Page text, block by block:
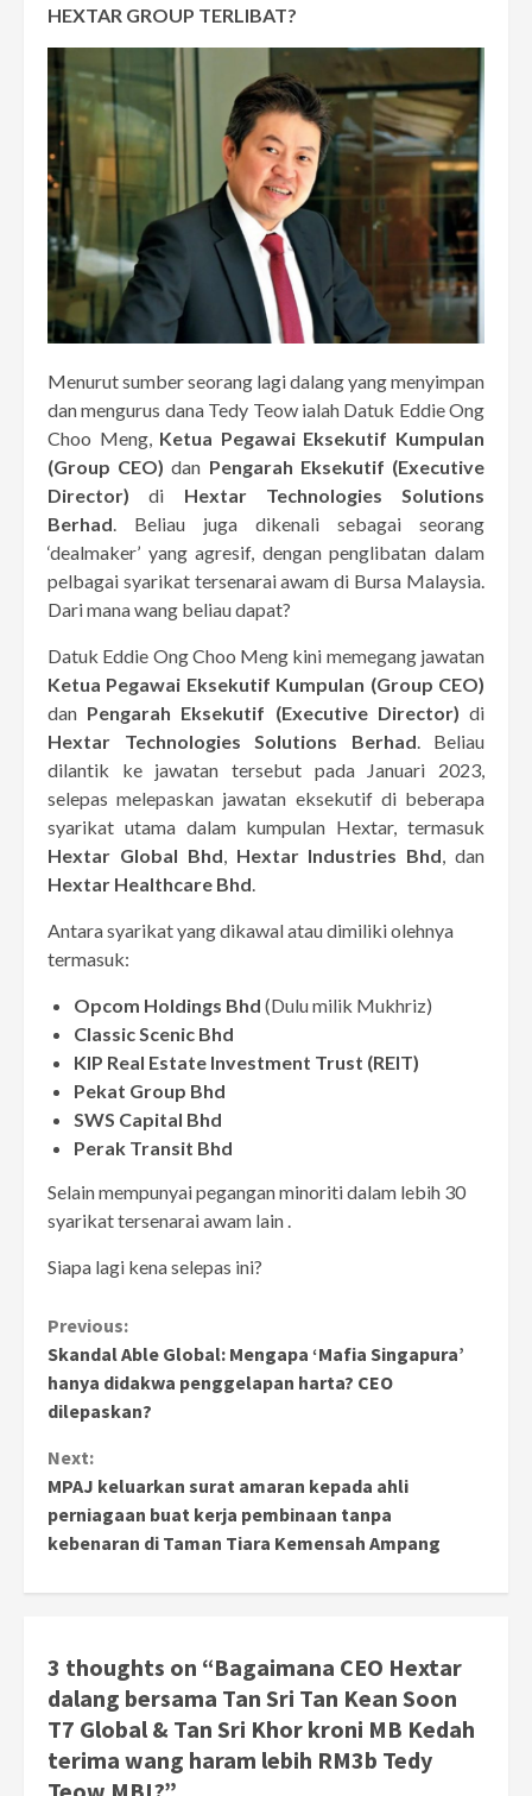
HEXTAR GROUP TERLIBAT?
Menurut sumber seorang lagi dalang yang menyimpan
dan mengurus dana Tedy Teow ialah Datuk Eddie Ong
Choo Meng, Ketua Pegawai Eksekutif Kumpulan
(Group CEO) dan Pengarah Eksekutif (Executive
Director) di Hextar Technologies Solutions
Berhad. Beliau juga dikenali sebagai seorang
‘dealmaker’ yang agresif, dengan penglibatan dalam
pelbagai syarikat tersenarai awam di Bursa Malaysia.
Dari mana wang beliau dapat?
Datuk Eddie Ong Choo Meng kini memegang jawatan
Ketua Pegawai Eksekutif Kumpulan (Group CEO)
dan Pengarah Eksekutif (Executive Director) di
Hextar Technologies Solutions Berhad. Beliau
dilantik ke jawatan tersebut pada Januari 2023,
selepas melepaskan jawatan eksekutif di beberapa
syarikat utama dalam kumpulan Hextar, termasuk
Hextar Global Bhd, Hextar Industries Bhd, dan
Hextar Healthcare Bhd.
Antara syarikat yang dikawal atau dimiliki olehnya
termasuk:​
Opcom Holdings Bhd (Dulu milik Mukhriz)
Classic Scenic Bhd
KIP Real Estate Investment Trust (REIT)
Pekat Group Bhd
SWS Capital Bhd
Perak Transit Bhd
Selain mempunyai pegangan minoriti dalam lebih 30
syarikat tersenarai awam lain .​
Siapa lagi kena selepas ini?
Continue
Reading
Previous:
Skandal Able Global: Mengapa ‘Mafia Singapura’
hanya didakwa penggelapan harta? CEO
dilepaskan?
Next:
MPAJ keluarkan surat amaran kepada ahli
perniagaan buat kerja pembinaan tanpa
kebenaran di Taman Tiara Kemensah Ampang
3 thoughts on “Bagaimana CEO Hextar
dalang bersama Tan Sri Tan Kean Soon
T7 Global & Tan Sri Khor kroni MB Kedah
terima wang haram lebih RM3b Tedy